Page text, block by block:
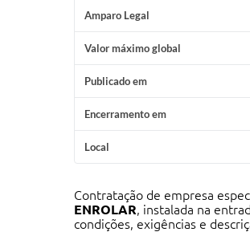
Amparo Legal
Valor máximo global
Publicado em
Encerramento em
Local
Contratação de empresa
ENROLAR, instalada na
condições, exigências e